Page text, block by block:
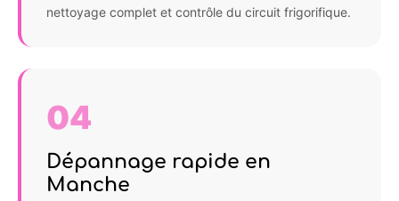
nettoyage complet et contrôle du circuit frigorifique.
04
Dépannage rapide en
Manche